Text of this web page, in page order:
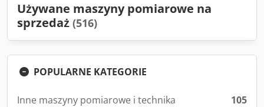
Używane maszyny pomiarowe na
sprzedaż (516)
POPULARNE KATEGORIE
Inne maszyny pomiarowe i technika
105